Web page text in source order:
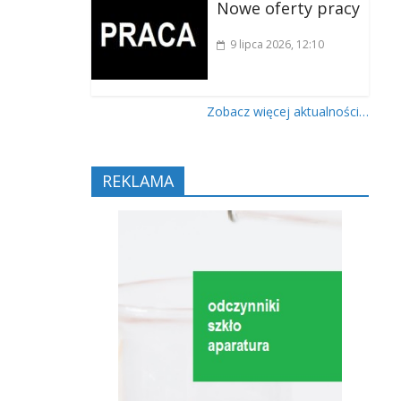
Nowe oferty pracy
9 lipca 2026, 12:10
Zobacz więcej aktualności…
REKLAMA